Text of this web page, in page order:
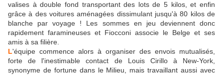
valises à double fond transportant des lots de 5 kilos, et enfin
grâce à des voitures aménagées dissimulant jusqu'à 80 kilos de
blanche par voyage ! Les sommes en jeu deviennent donc
rapidement faramineuses et Fiocconi associe le Belge et ses
amis à sa filière.
L'équipe commence alors à organiser des envois mutualisés,
forte de l'inestimable contact de Louis Cirillo à New-York,
synonyme de fortune dans le Milieu, mais travaillant aussi avec